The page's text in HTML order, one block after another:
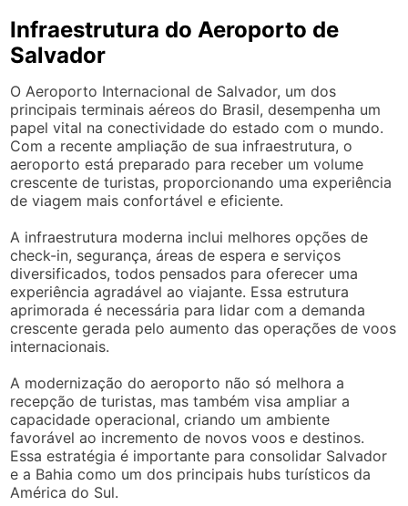
Infraestrutura do Aeroporto de
Salvador
O Aeroporto Internacional de Salvador, um dos
principais terminais aéreos do Brasil, desempenha um
papel vital na conectividade do estado com o mundo.
Com a recente ampliação de sua infraestrutura, o
aeroporto está preparado para receber um volume
crescente de turistas, proporcionando uma experiência
de viagem mais confortável e eficiente.
A infraestrutura moderna inclui melhores opções de
check-in, segurança, áreas de espera e serviços
diversificados, todos pensados para oferecer uma
experiência agradável ao viajante. Essa estrutura
aprimorada é necessária para lidar com a demanda
crescente gerada pelo aumento das operações de voos
internacionais.
A modernização do aeroporto não só melhora a
recepção de turistas, mas também visa ampliar a
capacidade operacional, criando um ambiente
favorável ao incremento de novos voos e destinos.
Essa estratégia é importante para consolidar Salvador
e a Bahia como um dos principais hubs turísticos da
América do Sul.